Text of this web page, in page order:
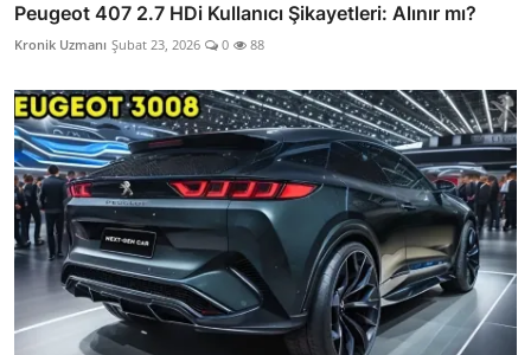
Peugeot 407 2.7 HDi Kullanıcı Şikayetleri: Alınır mı?
Kronik Uzmanı Şubat 23, 2026 0 88